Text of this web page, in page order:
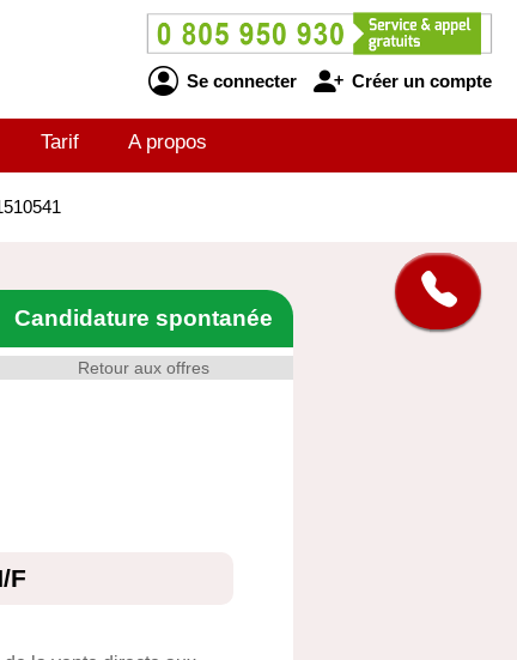
Se connecter Créer un compte
Tarif A propos
Retour aux offres
Candidature spontanée
F